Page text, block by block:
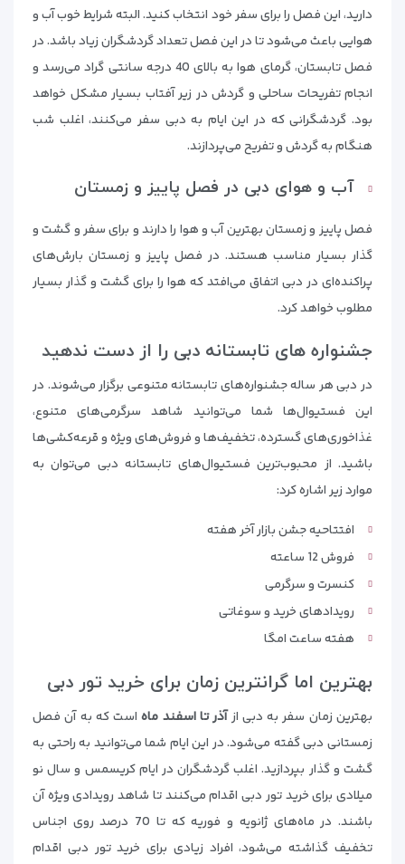
دارید، این فصل را برای سفر خود انتخاب کنید. البته شرایط خوب آب و
هوایی باعث می‌شود تا در این فصل تعداد گردشگران زیاد باشد. در
فصل تابستان، گرمای هوا به بالای 40 درجه سانتی گراد می‌رسد و
انجام تفریحات ساحلی و گردش در زیر آفتاب بسیار مشکل خواهد
بود. گردشگرانی که در این ایام به دبی سفر می‌کنند، اغلب شب
هنگام به گردش و تفریح می‌پردازند.
آب و هوای دبی در فصل پاییز و زمستان
فصل پاییز و زمستان بهترین آب و هوا را دارند و برای سفر و گشت و
گذار بسیار مناسب هستند. در فصل پاییز و زمستان بارش‌های
پراکنده‌ای در دبی اتفاق می‌افتد که هوا را برای گشت و گذار بسیار
مطلوب خواهد کرد.
جشنواره های تابستانه دبی را از دست ندهید
در دبی هر ساله جشنواره‌های تابستانه متنوعی برگزار می‌شوند. در
این فستیوال‌ها شما می‌توانید شاهد سرگرمی‌های متنوع،
غذاخوری‌های گسترده، تخفیف‌ها و فروش‌های ویژه و قرعه‌کشی‌ها
باشید. از محبوب‌ترین فستیوال‌های تابستانه دبی می‌توان به
موارد زیر اشاره کرد:
افتتاحیه جشن بازار آخر هفته
فروش 12 ساعته
کنسرت و سرگرمی
رویدادهای خرید و سوغاتی
هفته ساعت امگا
بهترین اما گرانترین زمان برای خرید تور دبی
بهترین زمان سفر به دبی ازآذر تا اسفند ماهاست که به آن فصل
زمستانی دبی گفته می‌شود. در این ایام شما می‌توانید به راحتی به
گشت و گذار بپردازید. اغلب گردشگران در ایام کریسمس و سال نو
میلادی برای خرید تور دبی اقدام می‌کنند تا شاهد رویدادی ویژه آن
باشند. در ماه‌های ژانویه و فوریه که تا 70 درصد روی اجناس
تخفیف گذاشته می‌شود، افراد زیادی برای خرید تور دبی اقدام